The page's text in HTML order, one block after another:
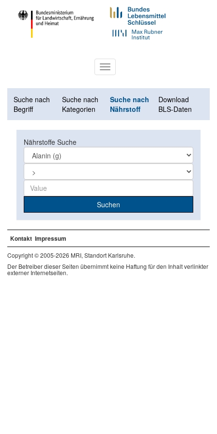
Toggle
navigation
Suche nach
Begriff
Suche nach
Kategorien
Suche nach
Nährstoff
Download
BLS-Daten
Nährstoffe Suche
Suchen
Kontakt Impressum
Copyright © 2005-2026 MRI, Standort Karlsruhe.
Der Betreiber dieser Seiten übernimmt keine Haftung für den Inhalt verlinkter
externer Internetseiten.